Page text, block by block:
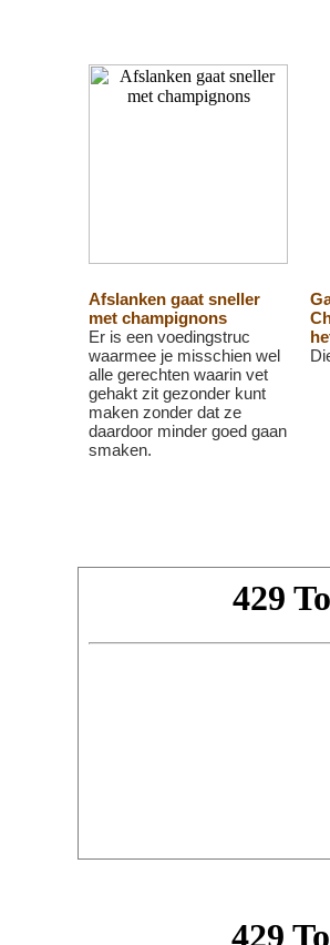
Afslanken gaat sneller
met champignons
Er is een voedingstruc
waarmee je misschien wel
alle gerechten waarin vet
gehakt zit gezonder kunt
maken zonder dat ze
daardoor minder goed gaan
smaken.